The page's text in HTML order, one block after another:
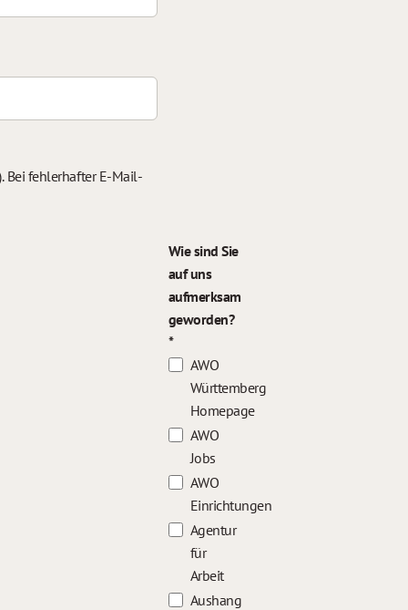
Bei fehlerhafter E-Mail-
Wie sind Sie
auf uns
aufmerksam
geworden?
AWO
Württemberg
Homepage
AWO
Jobs
AWO
Einrichtungen
Agentur
für
Arbeit
Aushang